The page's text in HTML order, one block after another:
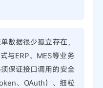
数据很少孤立存在，
与ERP、MES等业务
保证接口调用的安全
、OAuth）、细粒